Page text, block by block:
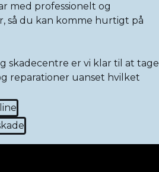
med professionelt og
så du kan komme hurtigt på
skadecentre er vi klar til at tage
reparationer uanset hvilket